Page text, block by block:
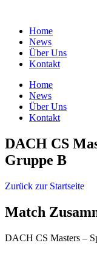
springenHome
News
Über Uns
Kontakt
Home
News
Über Uns
Kontakt
DACH CS
Gruppe B
Zurück zur Startseite
Match
DACH CS Masters –